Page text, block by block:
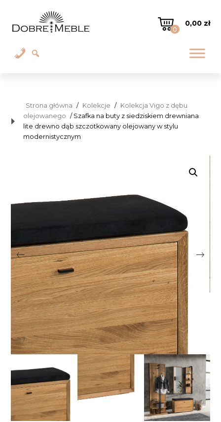
0
0,00 zł
Strona główna / Kolekcje / Kolekcja Vigo z dębu
olejowanego / Szafka na buty z siedziskiem drewniana
lite drewno dąb szczotkowany olejowany w stylu
modernistycznym